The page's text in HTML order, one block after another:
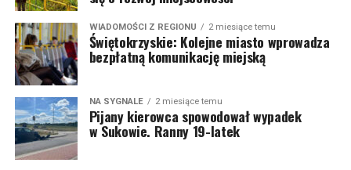
WIADOMOŚCI Z REGIONU 2 miesiące temu
Świętokrzyskie: Kolejne miasto wprowadza
bezpłatną komunikację miejską
NA SYGNALE 2 miesiące temu
Pijany kierowca spowodował wypadek
w Sukowie. Ranny 19-latek